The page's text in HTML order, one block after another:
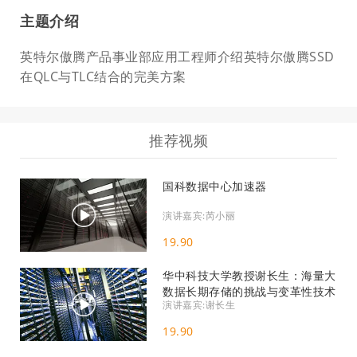
主题介绍
英特尔傲腾产品事业部应用工程师介绍英特尔傲腾SSD
在QLC与TLC结合的完美方案
推荐视频
国科数据中心加速器
演讲嘉宾:芮小丽
19.90
华中科技大学教授谢长生：海量大
数据长期存储的挑战与变革性技术
演讲嘉宾:谢长生
19.90